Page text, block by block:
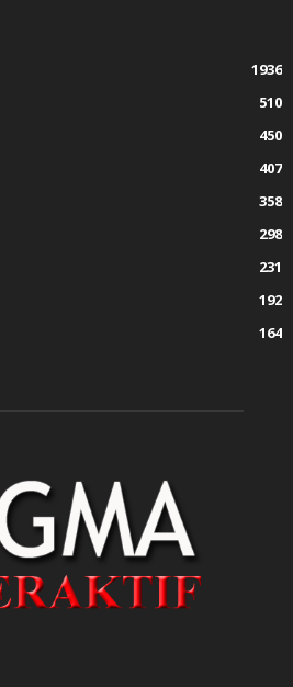
1936
510
450
407
358
298
231
192
164